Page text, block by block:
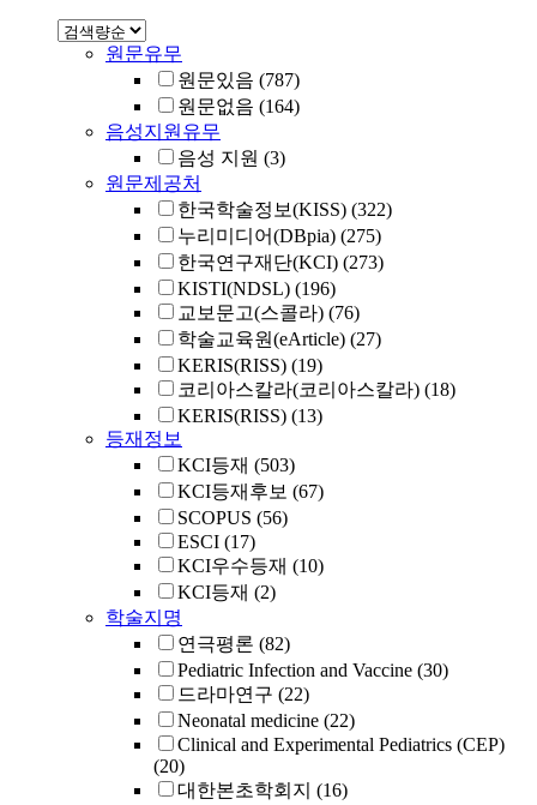
원문유무
원문있음 (787)
원문없음 (164)
음성지원유무
음성 지원 (3)
원문제공처
한국학술정보(KISS) (322)
누리미디어(DBpia) (275)
한국연구재단(KCI) (273)
KISTI(NDSL) (196)
교보문고(스콜라) (76)
학술교육원(eArticle) (27)
KERIS(RISS) (19)
코리아스칼라(코리아스칼라) (18)
KERIS(RISS) (13)
등재정보
KCI등재 (503)
KCI등재후보 (67)
SCOPUS (56)
ESCI (17)
KCI우수등재 (10)
KCI등재 (2)
학술지명
연극평론 (82)
Pediatric Infection and Vaccine (30)
드라마연구 (22)
Neonatal medicine (22)
Clinical and Experimental Pediatrics (CEP)
(20)
대한본초학회지 (16)